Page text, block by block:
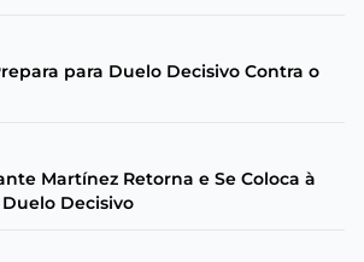
para Duelo Decisivo Contra o
Martínez Retorna e Se Coloca à
Decisivo